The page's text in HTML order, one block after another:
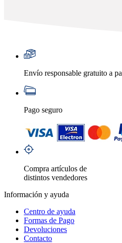
Envío responsable gratuito a
Pago seguro
Compra artículos de
distintos vendedores
Información y ayuda
Centro de ayuda
Formas de Pago
Devoluciones
Contacto